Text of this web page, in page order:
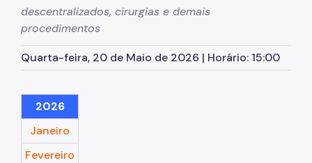
Marcação de Consultas
Visitas
Clínicas
Comitê de Ética em Pesquisa
Enfermagem
descentralizados, cirurgias e demais
procedimentos
Quarta-feira, 20 de Maio de 2026 | Horário: 15:00
2026
Janeiro
Fevereiro